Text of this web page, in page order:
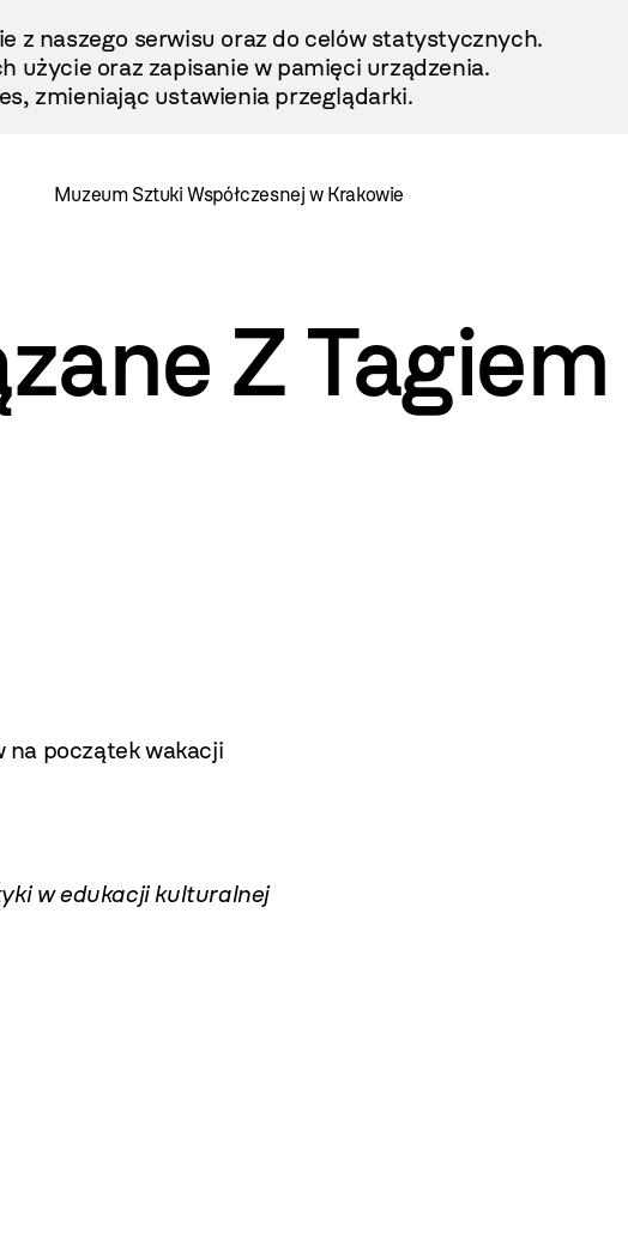
z naszego serwisu oraz do celów statystycznych.
użycie oraz zapisanie w pamięci urządzenia.
zmieniając ustawienia przeglądarki.
Muzeum Sztuki Współczesnej w Krakowie
Z Tagiem
na początek wakacji
w edukacji kulturalnej